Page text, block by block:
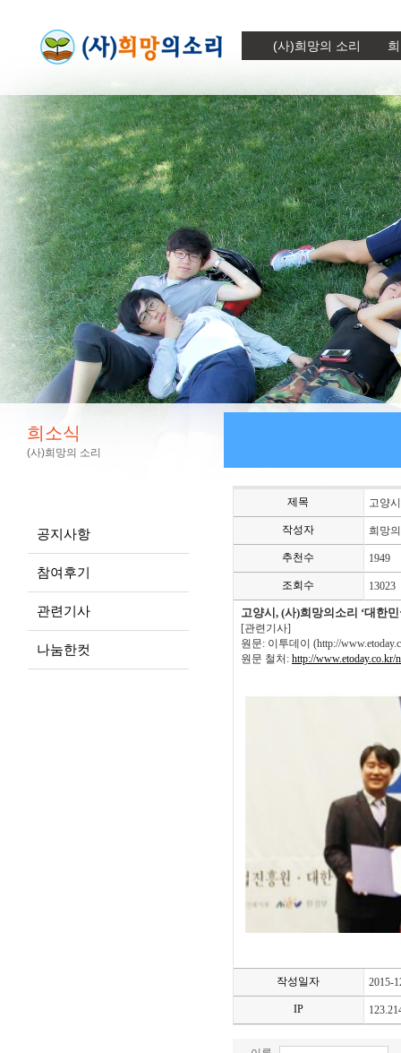
(사)희망의 소리
희소식
(사)희망의 소리
공지사항
참여후기
관련기사
나눔한컷
제목 고양
작성자 희망
추천수 1949
조회수 13023
고양시, (사)희망의소리 ‘대한
[관련기사]
원문: 이투데이 (http://
원문 철처 : http://www.etoday.co.kr/
작성일자 2015-
IP